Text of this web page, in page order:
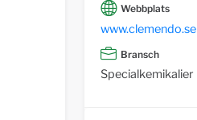
Webbplats
www.clemendo.se
Bransch
Specialkemikalier